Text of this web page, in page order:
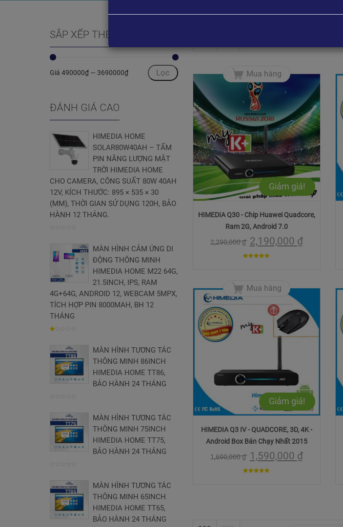
SẮP XẾP THEO GIÁ
Lọc
Giá 490000₫ — 3690000₫
ĐÁNH GIÁ CAO
HIMEDIA HOME
SOLAR80W40AH – TẤM
PIN NĂNG LƯỢNG MẶT
TRỜI HIMEDIA HOME
CHO CAMERA, CÔNG SUẤT 80W 40AH
12V, KÍCH THƯỚC: 895 × 535 × 30
(MM), THỜI GIAN SỬ DỤNG 120H, BẢO
HÀNH 12 THÁNG.
trên
5
MÀN HÌNH CẢM ỨNG DI
ĐỘNG THÔNG MINH
HIMEDIA HOME M22 64G,
21.5INCH, IPS, RAM
4G+64G, ANDROID 12, WEBCAM 5MPX,
TÍCH HỢP PIN 8000MAH, BH 12
THÁNG
trên
MÀN HÌNH TƯƠNG TÁC
THÔNG MINH 86INCH
HIMEDIA HOME TT86,
BẢO HÀNH 24 THÁNG
trên
MÀN HÌNH TƯƠNG TÁC
THÔNG MINH 75INCH
HIMEDIA HOME TT75,
BẢO HÀNH 24 THÁNG
trên
MÀN HÌNH TƯƠNG TÁC
THÔNG MINH 65INCH
HIMEDIA HOME TT65,
BẢO HÀNH 24 THÁNG
Mua hàng
Giảm giá!
HIMEDIA Q30 - Chip Huawei Quadcore,
Ram 2G, Android 7.0
2,290,000₫ 2,190,000 ₫
Mua hàng
Giảm giá!
HIMEDIA Q3 IV - QUADCORE, 3D, 4K -
Android Box Bán Chạy Nhất 2015
1,690,000₫ 1,590,000 ₫